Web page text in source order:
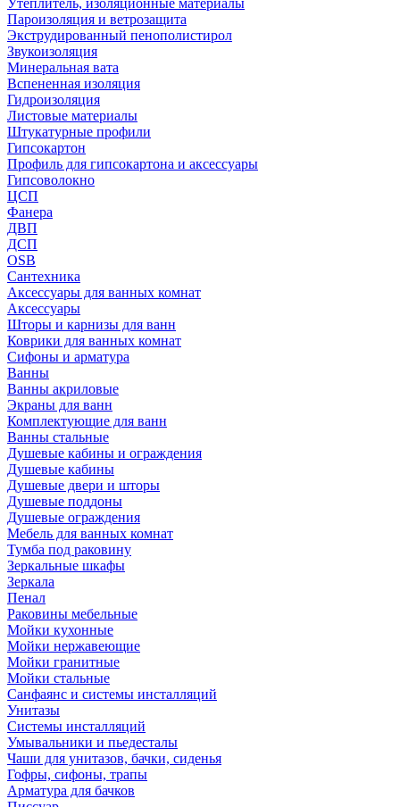
Утеплитель, изоляционные материалы
Пароизоляция и ветрозащита
Экструдированный пенополистирол
Звукоизоляция
Минеральная вата
Вспененная изоляция
Гидроизоляция
Листовые материалы
Штукатурные профили
Гипсокартон
Профиль для гипсокартона и аксессуары
Гипсоволокно
ЦСП
Фанера
ДВП
ДСП
OSB
Сантехника
Аксессуары для ванных комнат
Аксессуары
Шторы и карнизы для ванн
Коврики для ванных комнат
Сифоны и арматура
Ванны
Ванны акриловые
Экраны для ванн
Комплектующие для ванн
Ванны стальные
Душевые кабины и ограждения
Душевые кабины
Душевые двери и шторы
Душевые поддоны
Душевые ограждения
Мебель для ванных комнат
Тумба под раковину
Зеркальные шкафы
Зеркала
Пенал
Раковины мебельные
Мойки кухонные
Мойки нержавеющие
Мойки гранитные
Мойки стальные
Санфаянс и системы инсталляций
Унитазы
Системы инсталляций
Умывальники и пьедесталы
Чаши для унитазов, бачки, сиденья
Гофры, сифоны, трапы
Арматура для бачков